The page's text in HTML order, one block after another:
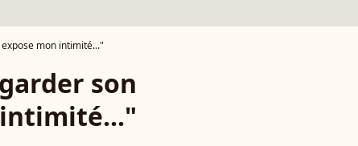
mon intimité..."
son